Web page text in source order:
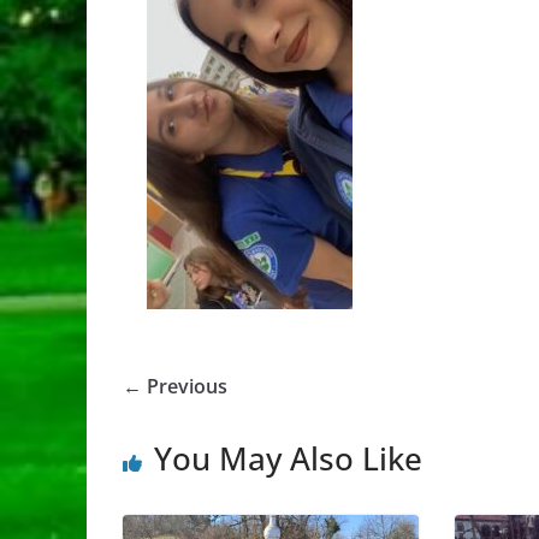
← Previous
You May Also Like